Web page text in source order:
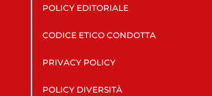
POLICY EDITORIALE
CODICE ETICO CONDOTTA
PRIVACY POLICY
POLICY DIVERSITÀ